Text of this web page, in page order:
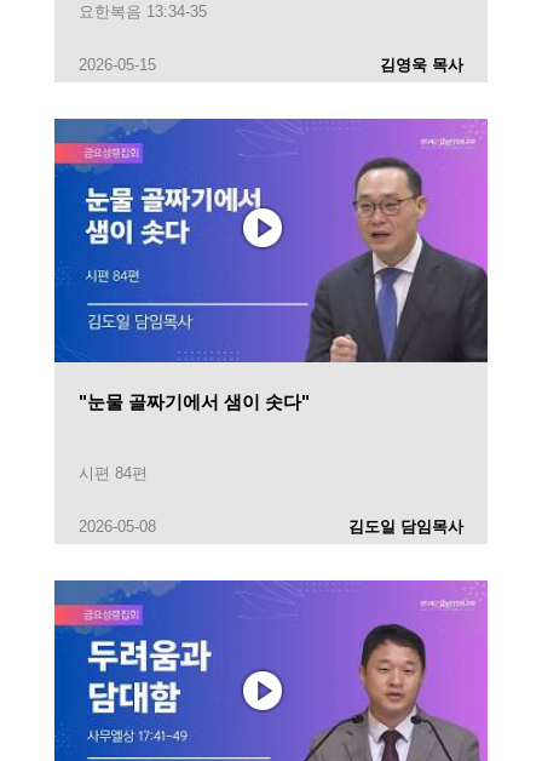
요한복음 13:34-35
2026-05-15 김영욱 목사
"눈물 골짜기에서 샘이 솟다"
시편 84편
2026-05-08 김도일 담임목사